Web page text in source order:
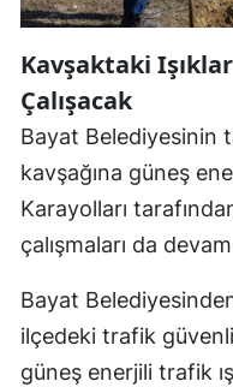
Kavşaktaki
Çalışacak
Bayat Belediyesinin
kavşağına güneş
Karayolları
çalışmaları da
Bayat
ilçedeki trafik
güneş enerjili trafik